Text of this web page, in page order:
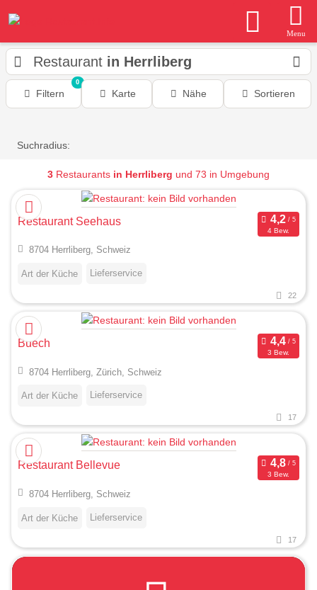
Menu
Restaurant in Herrliberg
Filtern
0
Karte Nähe Sortieren
Suchradius:
3 Restaurants in Herrliberg und 73 in Umgebung
Restaurant Seehaus
4 Bew.
8704 Herrliberg, Schweiz
Art der Küche Lieferservice
22
Buech
3 Bew.
8704 Herrliberg, Zürich, Schweiz
Art der Küche Lieferservice
17
Restaurant Bellevue
3 Bew.
8704 Herrliberg, Schweiz
Art der Küche Lieferservice
17